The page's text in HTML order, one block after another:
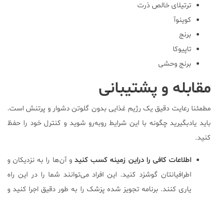
ترتیلای خالص ذرت
کوینوآ
برنج
تاپیوکا
برنج وحشی
مقابله و پشتیبانی
مطمئنا رعایت دقیق یک رژیم غذایی بدون گلوتن دشوار و پرتنش است.
باید یادبگیرید چگونه با این شرایط روبه‌رو شوید و کنترل خود را حفظ
کنید.
اطلاعات کافی را دراین زمینه کسب کنید و آن‌ها را به نزدیکان و
اطرافیانتان گوشزد کنید. این افراد می‌توانند شما را در این راه
یاری کنند. برنامه تجویز شده پزشک را به طور دقیق اجرا کنید و